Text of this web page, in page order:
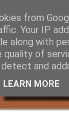
from
Your IP
along with
of
and
LEARN MORE